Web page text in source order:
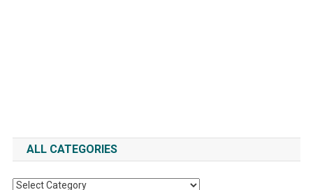
ALL CATEGORIES
All